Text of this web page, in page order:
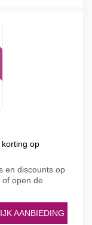
op
en discounts op
open de
AANBIEDING